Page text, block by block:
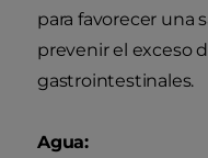
para favorecer una
prevenir el exceso
gastrointestinales.
Agua: